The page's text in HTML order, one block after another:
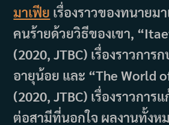
มาเฟีย เรื่องราวของทนายม
คนร้ายด้วยวิธีของเขา,
(2020, JTBC) เรื่องราวกา
อายุน้อย และ “The World
(2020, JTBC) เรื่องราวกา
ต่อสามีที่นอกใจ ผลงานทั้งห